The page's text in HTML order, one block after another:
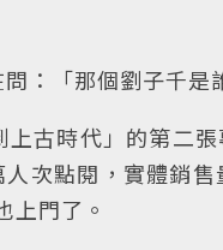
：「那個劉子千
古時代」的第二
次點閱，實體銷
上門了。